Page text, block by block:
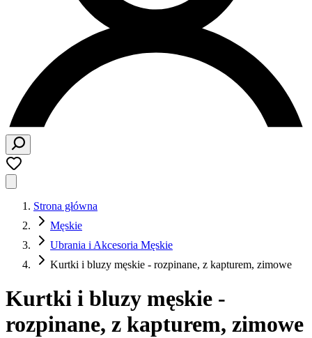
Strona główna
Męskie
Ubrania i Akcesoria Męskie
Kurtki i bluzy męskie - rozpinane, z kapturem, zimowe
Kurtki i bluzy męskie -
rozpinane, z kapturem, zimowe